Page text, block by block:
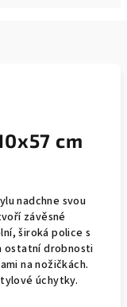
cm
nadchne svou
závěsné
široká police s
ostatní drobnosti
na nožičkách.
úchytky.